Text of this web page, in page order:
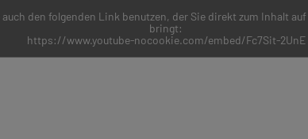
den folgenden Link benutzen, der Sie direkt zum Inhalt
bringt:
https://www.youtube-nocookie.com/embed/Fc7Sit-2UnE